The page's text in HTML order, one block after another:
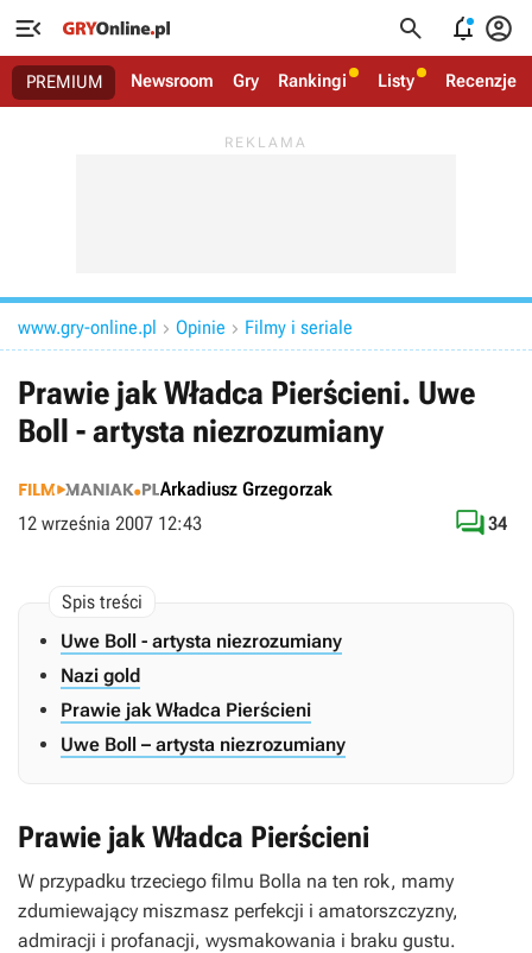
   
PREMIUM Newsroom Gry Rankingi Listy Recenzje
www.gry-online.pl  Opinie  Filmy i seriale
Prawie jak Władca Pierścieni. Uwe
Boll - artysta niezrozumiany
Arkadiusz Grzegorzak
12 września 2007 12:43
34
Uwe Boll - artysta niezrozumiany
Nazi gold
Prawie jak Władca Pierścieni
Uwe Boll – artysta niezrozumiany
Prawie jak Władca Pierścieni
W przypadku trzeciego filmu Bolla na ten rok, mamy
zdumiewający miszmasz perfekcji i amatorszczyzny,
admiracji i profanacji, wysmakowania i braku gustu.